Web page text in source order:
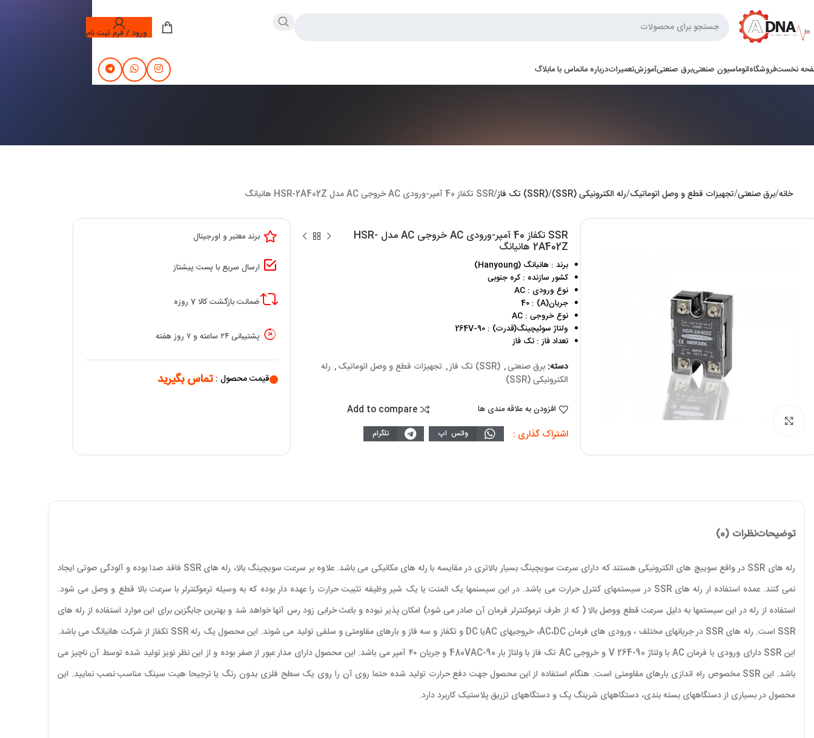
ورود / فرم ثبت نام
نخستفروشگاهاتوماسیون صنعتیبرق صنعتیآموزشتعمیراتدرباره ماتماس با مابلاگ
خانه برق صنعتی تجهیزات قطع و وصل اتوماتیک رله الکترونیکی (SSR) (SSR) تک فاز SSR تکفاز 40 آمپر-ورودی AC خروجی AC مدل HSR-2A402Z هانیانگ
برای بزرگنمایی کلیک کنید
SSR تکفاز 40 آمپر-ورودی AC خروجی AC مدل HSR-
2A402Z هانیانگ
برند : هانیانگ (Hanyoung)
کشور سازنده : کره جنوبی
نوع ورودی : AC
جریان(A) : 40
نوع خروجی : AC
ولتاژ سوئیچینگ(قدرت) : 90-264V
تعداد فاز : تک فاز
دسته: برق صنعتی, (SSR) تک فاز , تجهیزات قطع و وصل اتوماتیک, رله
الکترونیکی (SSR)
افزودن به علاقه مندی ها Add to compare
اشتراک گذاری : واتس اپ تلگرام
برند معتبر و اورجینال
ارسال سریع با پست پیشتاز
ضمانت بازگشت کالا 7 روزه
پشتیبانی ۲۴ ساعته و ۷ روز هفته
قیمت محصول : تماس بگیرید
توضیحاتنظرات (0)
رله های SSR در واقع سوییچ های الکترونیکی هستند که دارای سرعت سویچینگ بسیار بالاتری در مقایسه با رله های مکانیکی می باشد. علاوه بر سرعت سویچینگ بالا، رله های SSR فاقد صدا بوده و آلودگی صوتی ایجاد
نمی کنند. عمده استفاده ار رله های SSR در سیستمهای کنترل حرارت می باشد. در این سیسنمها یک المنت یا یک شیر وظیفه تثبیت حرارت را عهده دار بوده که به وسیله ترموکنترلر با سرعت بالا قطع و وصل می شود.
استفاده از رله در این سیستمها به دلیل سرعت قطع ووصل بالا ( که از طرف ترموکنترلر فرمان آن صادر می شود) امکان پذیر نبوده و باعث خرابی زود رس آنها خواهد شد و بهترین جایگزین برای این موارد استفاده از رله های
SSR است. رله های SSR در جریانهای مختلف ، ورودی های فرمان AC،DC، خروجیهای ACیا DC و تکفاز و سه فاز و بارهای مقاومتی و سلفی تولید می شوند. این محصول یک رله SSR تکفاز از شرکت هانیانگ می باشد.
این SSR دارای ورودی یا فرمان AC با ولتاژ 90-264 V و خروجی AC تک فاز با ولتاژ بار 90-480VAC و جریان ۴۰ آمپر می باشد. این محصول دارای مدار عبور از صفر بوده و از این نظر نویز تولید شده توسط آن ناچیز می
باشد. این SSR مخصوص راه اندازی بارهای مقاومتی است. هنگام استفاده از این محصول جهت دفع حرارت تولید شده حتما روی آن را روی یک سطح فلزی بدون رنگ یا ترجیحا هیت سینک مناسب نصب نمایید. این
محصول در بسیاری از دستگاههای بسته بندی، دستگاههای شرینگ پک و دستگاههای تزریق پلاستیک کاربرد دارد.